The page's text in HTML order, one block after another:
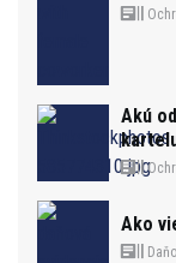
Akú
Ako